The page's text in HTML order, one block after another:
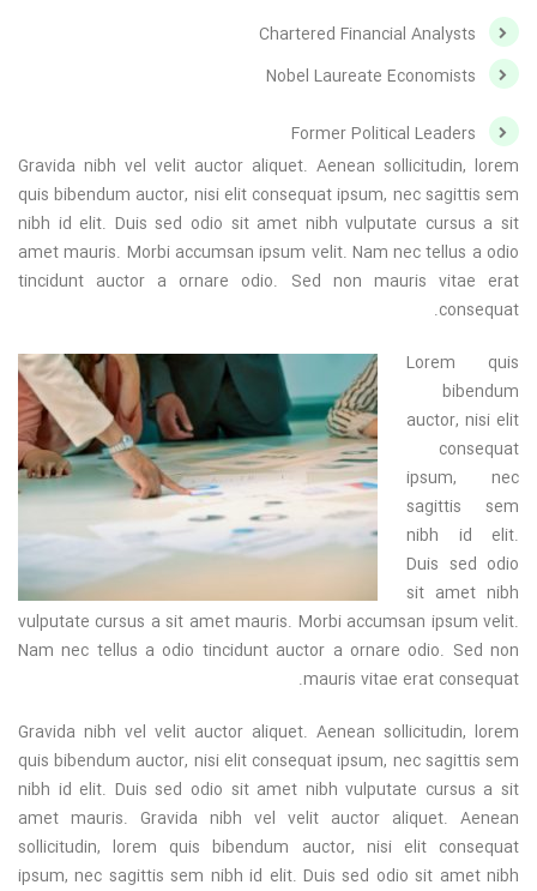
Chartered Financial Analysts
Nobel Laureate Economists
Former Political Leaders
Gravida nibh vel velit auctor aliquet. Aenean sollicitudin, lorem
quis bibendum auctor, nisi elit consequat ipsum, nec sagittis sem
nibh id elit. Duis sed odio sit amet nibh vulputate cursus a sit
amet mauris. Morbi accumsan ipsum velit. Nam nec tellus a odio
tincidunt auctor a ornare odio. Sed non mauris vitae erat
consequat.
Lorem quis
bibendum
auctor, nisi elit
consequat
ipsum, nec
sagittis sem
nibh id elit.
Duis sed odio
sit amet nibh
vulputate cursus a sit amet mauris. Morbi accumsan ipsum velit.
Nam nec tellus a odio tincidunt auctor a ornare odio. Sed non
mauris vitae erat consequat.
Gravida nibh vel velit auctor aliquet. Aenean sollicitudin, lorem
quis bibendum auctor, nisi elit consequat ipsum, nec sagittis sem
nibh id elit. Duis sed odio sit amet nibh vulputate cursus a sit
amet mauris. Gravida nibh vel velit auctor aliquet. Aenean
sollicitudin, lorem quis bibendum auctor, nisi elit consequat
ipsum, nec sagittis sem nibh id elit. Duis sed odio sit amet nibh